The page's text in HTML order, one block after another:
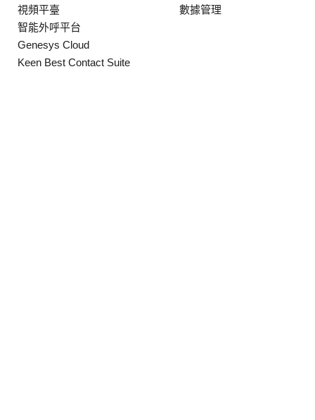
視頻平臺
智能外呼平台
Genesys Cloud
Keen Best Contact Suite
數據管理